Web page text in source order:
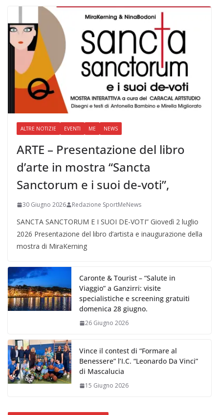
ALTRE NOTIZIE EVENTI ME NEWS
ARTE – Presentazione del libro
d’arte in mostra “Sancta
Sanctorum e i suoi de-voti”,
30 Giugno 2026 Redazione SportMeNews
SANCTA SANCTORUM E I SUOI DE-VOTI” Giovedì 2 luglio
2026 Presentazione del libro d’artista e inaugurazione della
mostra di MiraKerning
Caronte & Tourist – “Salute in
Viaggio” a Ganzirri: visite
specialistiche e screening gratuiti
domenica 28 giugno.
26 Giugno 2026
Vince il contest di “Formare al
Benessere” l’I.C. “Leonardo Da Vinci”
di Mascalucia
15 Giugno 2026